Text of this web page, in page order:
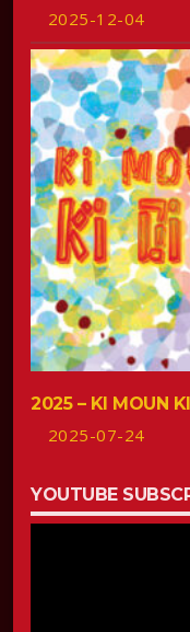
2025-12-04
2025 – KI MOUN
2025-07-24
YOUTUBE